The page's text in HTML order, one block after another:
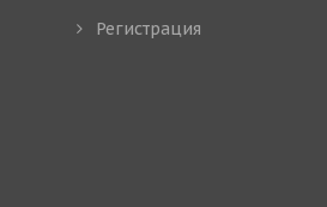
Регистрация